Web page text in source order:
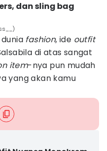
dan sling bag
fashion, ide outfit
di atas sangat
item-nya pun mudah
yang akan kamu